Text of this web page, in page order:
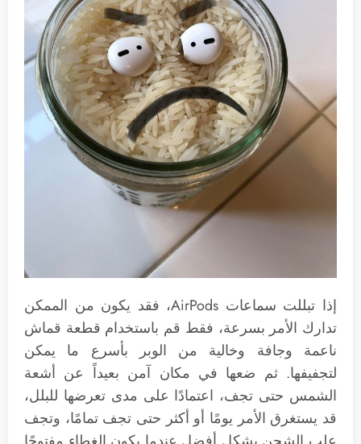
إذا تبللت سماعات AirPods، فقد يكون من الممكن
تدارك الأمر بسرعة، فقط قم باستخدام قطعة قماش
ناعمة وجافة وخالية من الوبر بأسرع ما يمكن
لتجفيفها. ثم ضعها في مكان آمن بعيداً عن أشعة
الشمس حتى تجف، اعتمادًا على مدى تعرضها للبلل،
قد يستغرق الأمر يومًا أو أكثر حتى تجف تمامًا، وتجف